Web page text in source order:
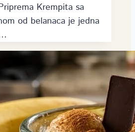
Krempita sa
od belanaca je jedna